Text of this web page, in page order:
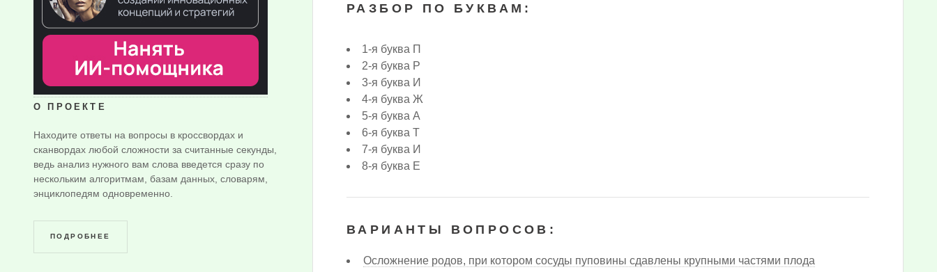
РАЗБОР ПО БУКВАМ:
1-я буква П
2-я буква Р
3-я буква И
4-я буква Ж
5-я буква А
6-я буква Т
7-я буква И
8-я буква Е
ВАРИАНТЫ ВОПРОСОВ:
Осложнение родов, при котором сосуды пуповины сдавлены крупными частями плода
О ПРОЕКТЕ
Находите ответы на вопросы в кроссвордах и
сканвордах любой сложности за считанные секунды,
ведь анализ нужного вам слова введется сразу по
нескольким алгоритмам, базам данных, словарям,
энциклопедям одновременно.
ПОДРОБНЕЕ